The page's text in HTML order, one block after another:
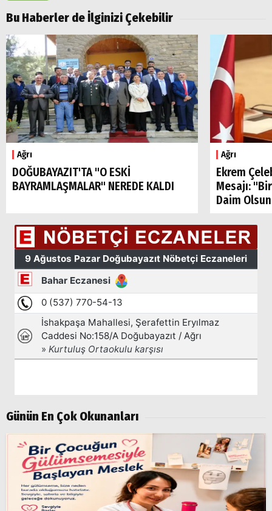
Bu Haberler de İlginizi Çekebilir
Ağrı
DOĞUBAYAZIT'TA "O ESKİ
BAYRAMLAŞMALAR" NEREDE KALDI
Ağrı
Ekrem
Mesajı:
Daim
Günün En Çok Okunanları
Aramalar:
Doğubayazıt